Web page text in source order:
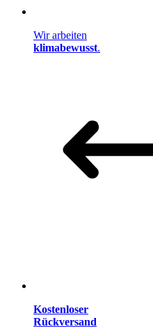
Wir arbeiten
klimabewusst.
Kostenloser
Rückversand